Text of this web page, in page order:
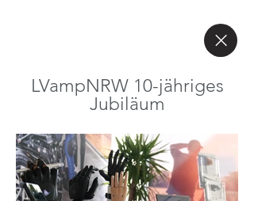
LVampNRW 10-jähriges
Jubiläum